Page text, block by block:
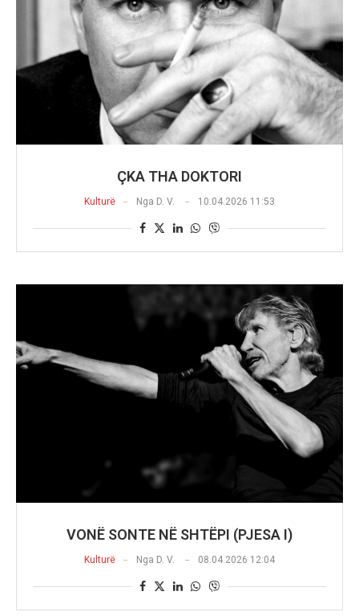
ÇKA THA DOKTORI
Kulturë Nga D. V. 10.04.2026 11:53
VONË SONTE NË SHTËPI (PJESA I)
Kulturë Nga D. V. 08.04.2026 12:04